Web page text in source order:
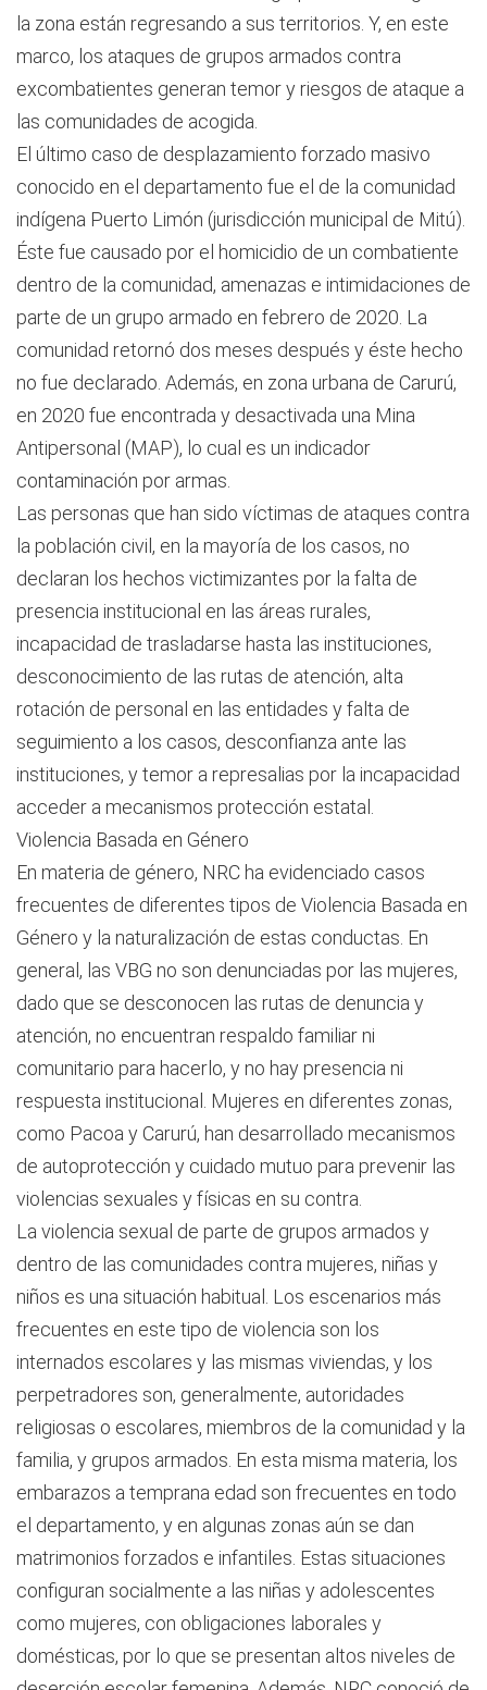
la zona están regresando a sus territorios. Y, en este
marco, los ataques de grupos armados contra
excombatientes generan temor y riesgos de ataque a
las comunidades de acogida.
El último caso de desplazamiento forzado masivo
conocido en el departamento fue el de la comunidad
indígena Puerto Limón (jurisdicción municipal de Mitú).
Éste fue causado por el homicidio de un combatiente
dentro de la comunidad, amenazas e intimidaciones de
parte de un grupo armado en febrero de 2020. La
comunidad retornó dos meses después y éste hecho
no fue declarado. Además, en zona urbana de Carurú,
en 2020 fue encontrada y desactivada una Mina
Antipersonal (MAP), lo cual es un indicador
contaminación por armas.
Las personas que han sido víctimas de ataques contra
la población civil, en la mayoría de los casos, no
declaran los hechos victimizantes por la falta de
presencia institucional en las áreas rurales,
incapacidad de trasladarse hasta las instituciones,
desconocimiento de las rutas de atención, alta
rotación de personal en las entidades y falta de
seguimiento a los casos, desconfianza ante las
instituciones, y temor a represalias por la incapacidad
acceder a mecanismos protección estatal.
Violencia Basada en Género
En materia de género, NRC ha evidenciado casos
frecuentes de diferentes tipos de Violencia Basada en
Género y la naturalización de estas conductas. En
general, las VBG no son denunciadas por las mujeres,
dado que se desconocen las rutas de denuncia y
atención, no encuentran respaldo familiar ni
comunitario para hacerlo, y no hay presencia ni
respuesta institucional. Mujeres en diferentes zonas,
como Pacoa y Carurú, han desarrollado mecanismos
de autoprotección y cuidado mutuo para prevenir las
violencias sexuales y físicas en su contra.
La violencia sexual de parte de grupos armados y
dentro de las comunidades contra mujeres, niñas y
niños es una situación habitual. Los escenarios más
frecuentes en este tipo de violencia son los
internados escolares y las mismas viviendas, y los
perpetradores son, generalmente, autoridades
religiosas o escolares, miembros de la comunidad y la
familia, y grupos armados. En esta misma materia, los
embarazos a temprana edad son frecuentes en todo
el departamento, y en algunas zonas aún se dan
matrimonios forzados e infantiles. Estas situaciones
configuran socialmente a las niñas y adolescentes
como mujeres, con obligaciones laborales y
domésticas, por lo que se presentan altos niveles de